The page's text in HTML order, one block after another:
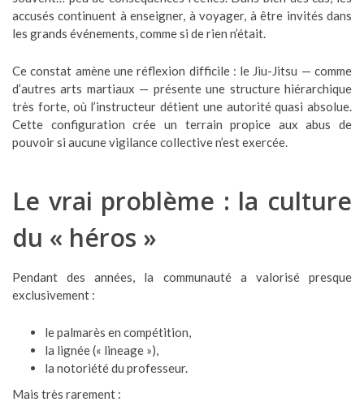
accusés continuent à enseigner, à voyager, à être invités dans
les grands événements, comme si de rien n’était.
Ce constat amène une réflexion difficile : le Jiu-Jitsu — comme
d’autres arts martiaux — présente une structure hiérarchique
très forte, où l’instructeur détient une autorité quasi absolue.
Cette configuration crée un terrain propice aux abus de
pouvoir si aucune vigilance collective n’est exercée.
Le vrai problème : la culture
du « héros »
Pendant des années, la communauté a valorisé presque
exclusivement :
le palmarès en compétition,
la lignée (« lineage »),
la notoriété du professeur.
Mais très rarement :